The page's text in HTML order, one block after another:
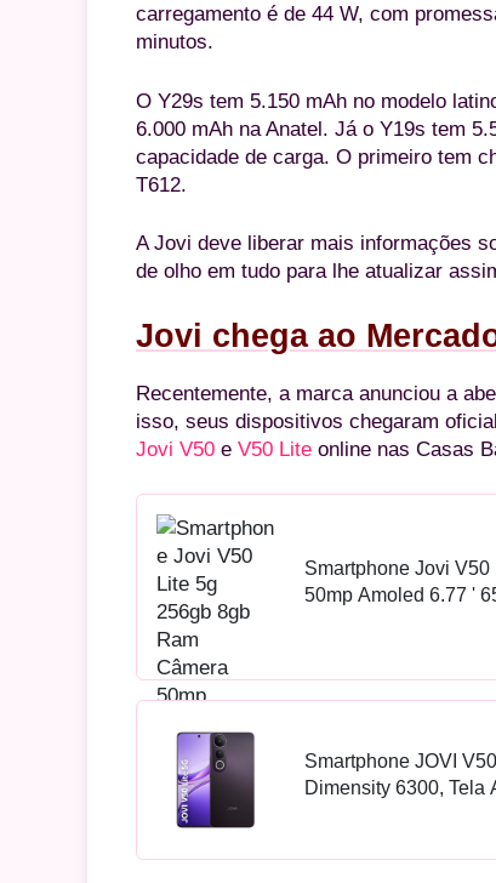
carregamento é de 44 W, com
minutos.
O Y29s tem 5.150 mAh no modelo
6.000 mAh na Anatel. Já o Y19s tem
capacidade de carga. O primeiro tem
T612.
A Jovi deve liberar mais informações
de olho em tudo para lhe atualizar
Jovi chega ao
Recentemente, a marca anunciou a
isso, seus dispositivos chegaram
Jovi V50 e V50 Lite online nas Casas
Smartphone Jovi
50mp Amoled 6.77 '
Smartphone JOVI
Dimensity 6300, Tela